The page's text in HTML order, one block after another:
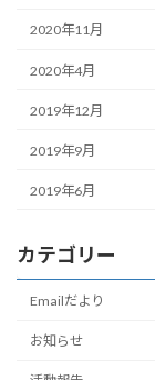
2020年11月
2020年4月
2019年12月
2019年9月
2019年6月
カテゴリー
Emailだより
お知らせ